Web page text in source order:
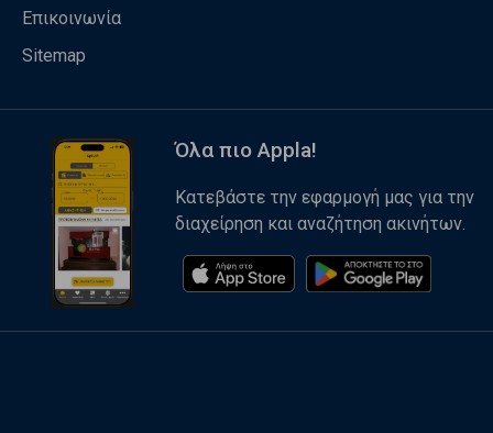
Επικοινωνία
Sitemap
Όλα πιο Appla!
Κατεβάστε την εφαρμογή μας για την
διαχείρηση και αναζήτηση ακινήτων.